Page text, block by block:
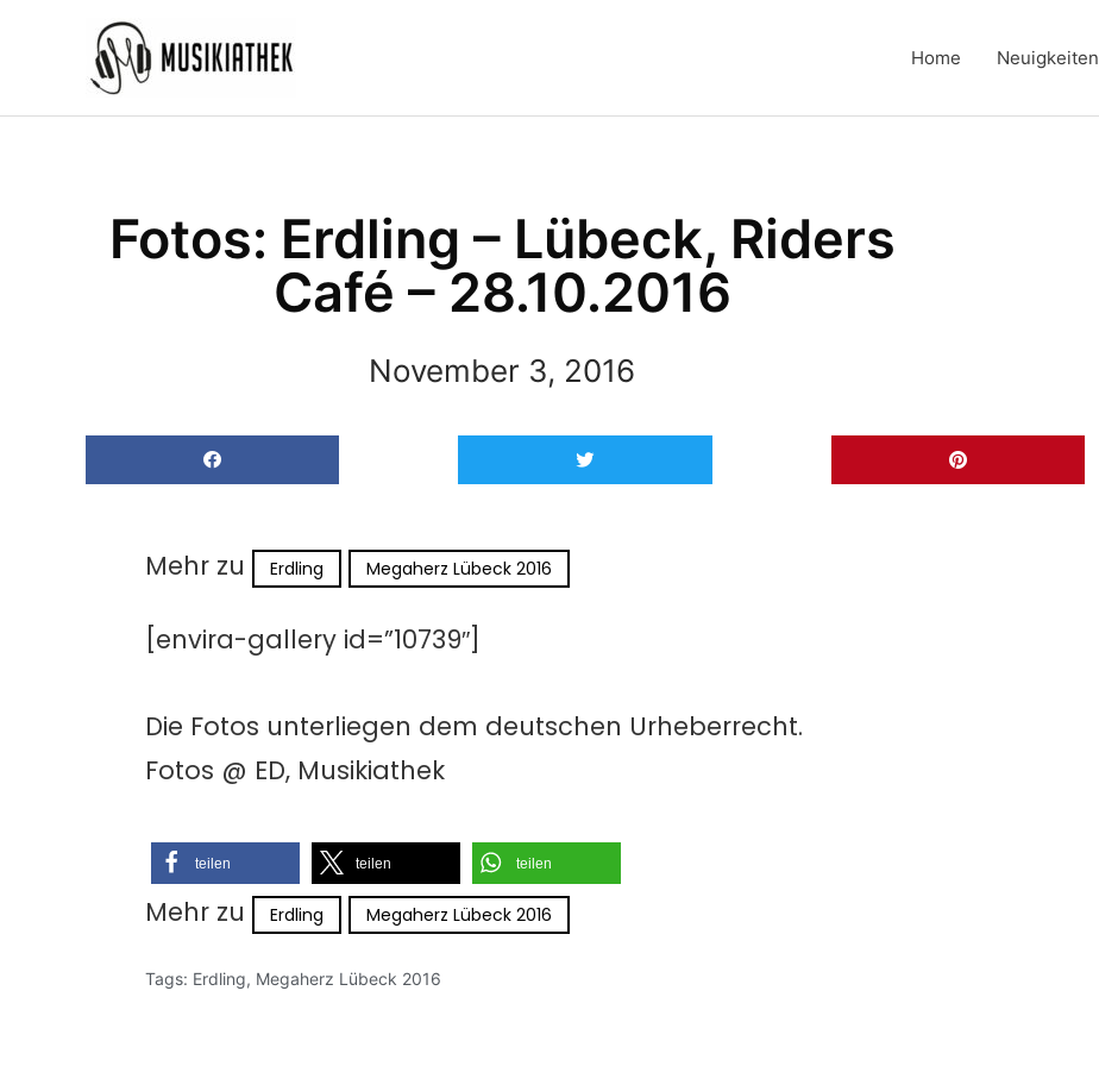
Home Neuigkeiten
Fotos: Erdling – Lübeck, Riders
Café – 28.10.2016
November 3, 2016
Mehr zu Erdling Megaherz Lübeck 2016
[envira-gallery id=”10739″]
Die Fotos unterliegen dem deutschen Urheberrecht.
Fotos @ ED, Musikiathek
teilen teilen teilen
Mehr zu Erdling Megaherz Lübeck 2016
Tags: Erdling, Megaherz Lübeck 2016